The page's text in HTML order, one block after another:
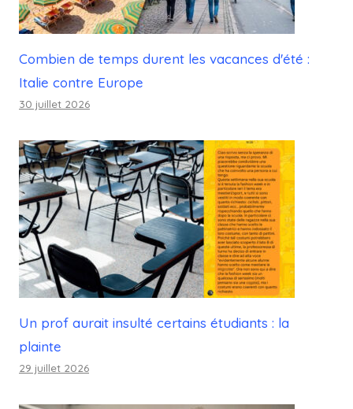
Combien de temps durent les vacances d'été :
Italie contre Europe
30 juillet 2026
Un prof aurait insulté certains étudiants : la
plainte
29 juillet 2026